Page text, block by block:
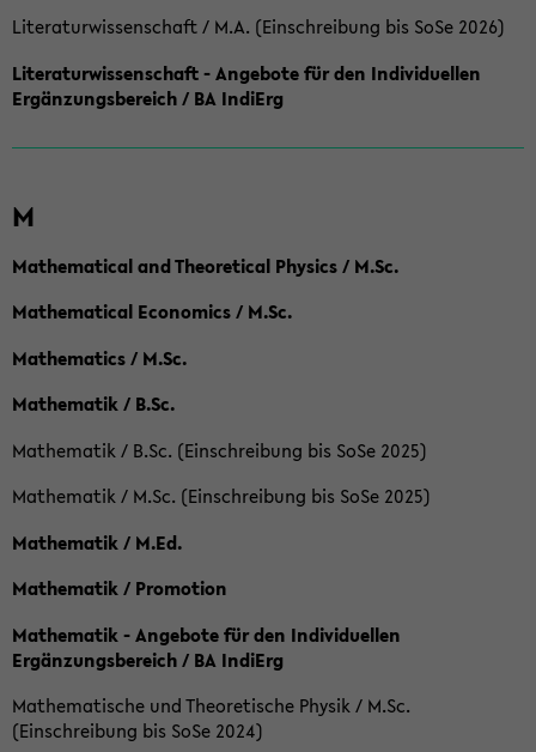
Literaturwissenschaft / M.A. (Einschreibung bis SoSe 2026)
Literaturwissenschaft - Angebote für den Individuellen
Ergänzungsbereich / BA IndiErg
M
Mathematical and Theoretical Physics / M.Sc.
Mathematical Economics / M.Sc.
Mathematics / M.Sc.
Mathematik / B.Sc.
Mathematik / B.Sc. (Einschreibung bis SoSe 2025)
Mathematik / M.Sc. (Einschreibung bis SoSe 2025)
Mathematik / M.Ed.
Mathematik / Promotion
Mathematik - Angebote für den Individuellen
Ergänzungsbereich / BA IndiErg
Mathematische und Theoretische Physik / M.Sc.
(Einschreibung bis SoSe 2024)